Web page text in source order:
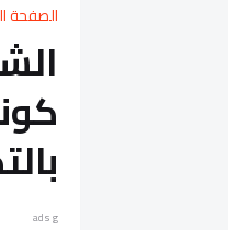
الصفحة
ads g